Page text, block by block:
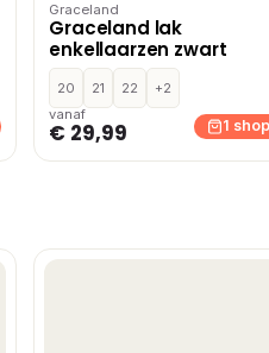
Graceland
Graceland lak
enkellaarzen zwart
20 21 22
+2
vanaf
€ 29,99 1 shop